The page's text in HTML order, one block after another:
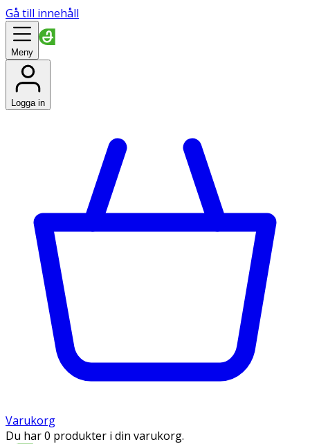
Gå till innehåll
Meny
Logga in
Varukorg
Du har 0 produkter i din varukorg.